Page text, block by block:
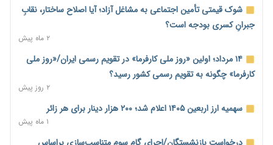
سایپا و پارس‌خودرو
۲ روز پیش
نماینده مجلس: توسعه مرزهای زمینی به راهبرد تأمین کالاهای
خانه کارگر قزوین: شکاف دستمزد و هزینه معیشت هر روز عمیق‌تر
می‌شود
شوک قیمتی تأمین اجتماعی به مشاغل آزاد؛ آیا اصلاح ساختار، نقابِ
جبرانِ کسری بودجه است؟
۲ ماه پیش
۱۴ مرداد؛ اولین «روز ملی کارفرما» در تقویم رسمی ایران/«روز ملی
کارفرما» چگونه به تقویم رسمی کشور رسید؟
۲ روز پیش
سهمیه ارز اربعین ۱۴۰۵ اعلام شد؛ ۲۰۰ هزار دینار برای هر زائر
۱ ماه پیش